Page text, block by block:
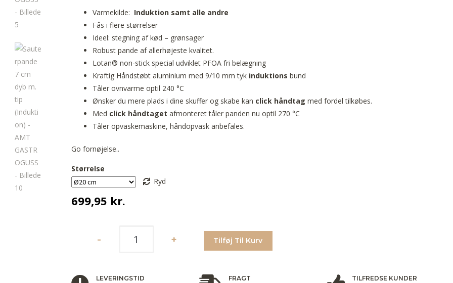
Varmekilde: Induktion samt alle andre
Fås i flere størrelser
Ideel: stegning af kød – grønsager
Robust pande af allerhøjeste kvalitet.
Lotan® non-stick special udviklet PFOA fri belægning
Kraftig Håndstøbt aluminium med 9/10 mm tyk induktions bund
Tåler ovnvarme optil 240 °C
Ønsker du mere plads i dine skuffer og skabe kan click håndtag med fordel tilkøbes.
Med click håndtaget afmonteret tåler panden nu optil 270 °C
Tåler opvaskemaskine, håndopvask anbefales.
Go fornøjelse..
Størrelse
Ryd
699,95 kr.
Tilføj Til Kurv
LEVERINGSTID FRAGT TILFREDSE KUNDER